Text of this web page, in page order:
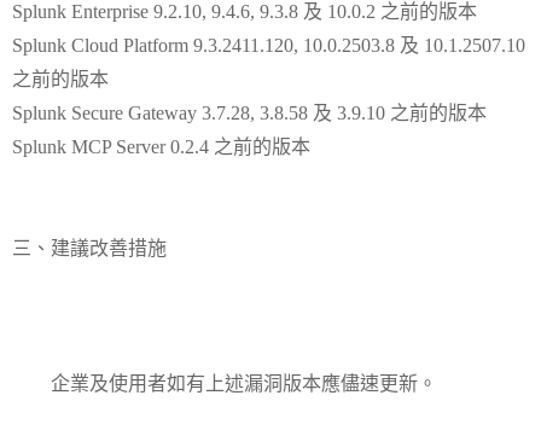
Splunk Enterprise 9.2.10, 9.4.6, 9.3.8 及 10.0.2 之前的版本
Splunk Cloud Platform 9.3.2411.120, 10.0.2503.8 及 10.1.2507.10
之前的版本
Splunk Secure Gateway 3.7.28, 3.8.58 及 3.9.10 之前的版本
Splunk MCP Server 0.2.4 之前的版本
三、建議改善措施
企業及使用者如有上述漏洞版本應儘速更新。